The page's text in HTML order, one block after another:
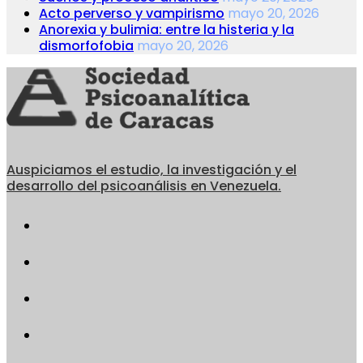
Acto perverso y vampirismo mayo 20, 2026
Anorexia y bulimia: entre la histeria y la
dismorfofobia mayo 20, 2026
Auspiciamos el estudio, la investigación y el
desarrollo del psicoanálisis en Venezuela.